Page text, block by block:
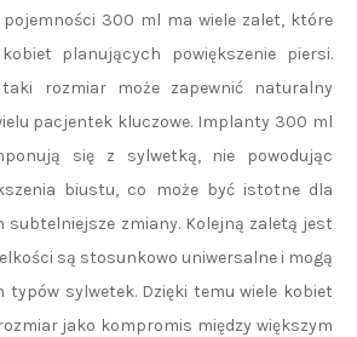
300 ml ma wiele zalet, które
planujących powiększenie piersi.
taki rozmiar może zapewnić naturalny
pacjentek kluczowe. Implanty 300 ml
się z sylwetką, nie powodując
biustu, co może być istotne dla
subtelniejsze zmiany. Kolejną zaletą jest
są stosunkowo uniwersalne i mogą
typów sylwetek. Dzięki temu wiele kobiet
jako kompromis między większym